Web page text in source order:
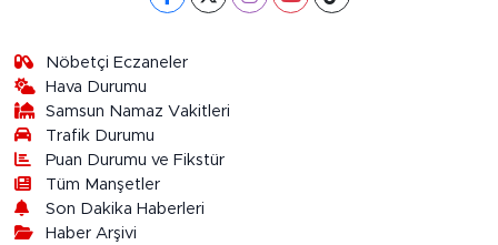
Nöbetçi Eczaneler
Hava Durumu
Samsun Namaz Vakitleri
Trafik Durumu
Puan Durumu ve Fikstür
Tüm Manşetler
Son Dakika Haberleri
Haber Arşivi